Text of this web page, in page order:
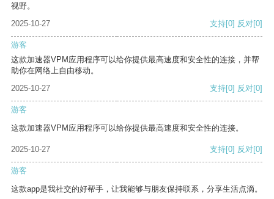
视野。
2025-10-27
支持[0] 反对[0]
游客
这款加速器VPM应用程序可以给你提供最高速度和安全性的连接，并帮
助你在网络上自由移动。
2025-10-27
支持[0] 反对[0]
游客
这款加速器VPM应用程序可以给你提供最高速度和安全性的连接。
2025-10-27 支持[0] 反对[0]
游客
这款app是我社交的好帮手，让我能够与朋友保持联系，分享生活点滴。